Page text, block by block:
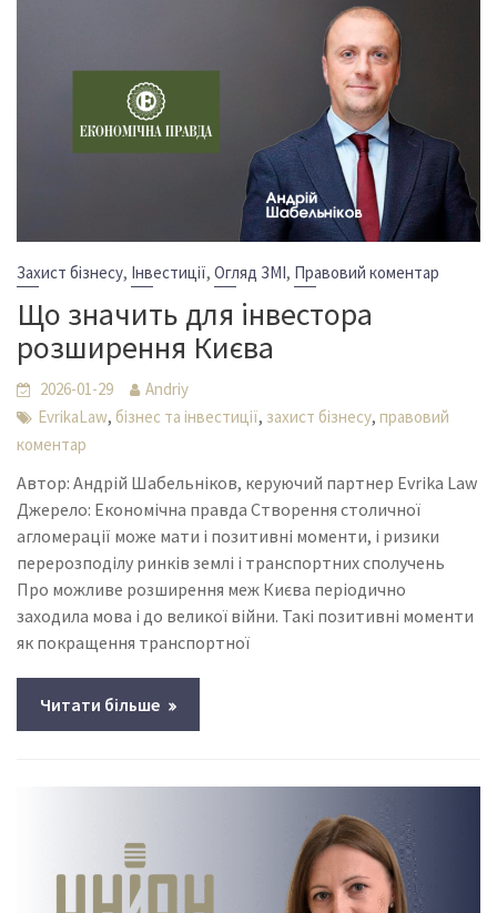
Захист бізнесу, Інвестиції,Огляд ЗМІ, Правовий коментар
Що значить для інвестора
розширення Києва
2026-01-29
Andriy
EvrikaLaw, бізнес та інвестиції, захист бізнесу,правовий
коментар
Автор: Андрій Шабельніков, керуючий партнер Evrika Law
Джерело: Економічна правда Створення столичної
агломерації може мати і позитивні моменти, і ризики
перерозподілу ринків землі і транспортних сполучень
Про можливе розширення меж Києва періодично
заходила мова і до великої війни. Такі позитивні моменти
як покращення транспортної
Читати більше